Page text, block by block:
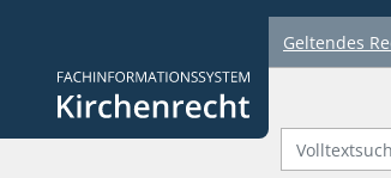
Logo Fachinformationssystem
Geltendes